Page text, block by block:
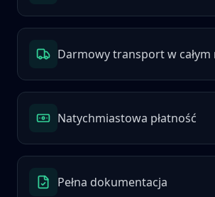
Darmowy transport w całym
Natychmiastowa płatność
Pełna dokumentacja